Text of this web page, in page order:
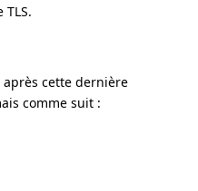
cette dernière
comme suit :